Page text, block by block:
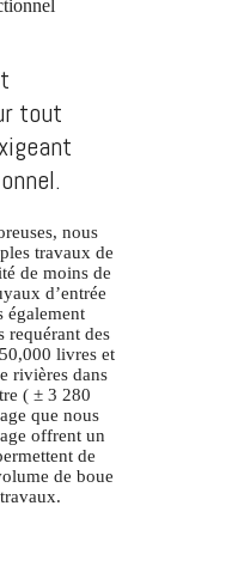
tout
nous
travaux de
de moins de
d’entrée
également
requérant des
livres et
rivières dans
( ± 3 280
que nous
offrent un
de
de boue